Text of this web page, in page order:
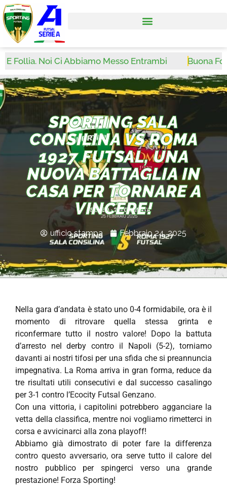
Ci Abbiamo Messo Entrambi Buona Fortuna
SPORTING SALA
CONSILINA VS ROMA
1927 FUTSAL, UNA
NUOVA BATTAGLIA IN
CASA PER TORNARE A
VINCERE!
ufficio stampa Febbraio 24, 2025
Nella gara d’andata è stato uno 0-4 formidabile, ora è il
momento di ritrovare quella stessa grinta e
riconfermare tutto il nostro valore! Dopo la battuta
d’arresto nel derby contro il Napoli (5-2), torniamo
davanti ai nostri tifosi per una sfida che si preannuncia
impegnativa. La Roma arriva in gran forma, reduce da
tre risultati utili consecutivi e dal successo casalingo
per 3-1 contro l’Ecocity Futsal Genzano.
Con una vittoria, i capitolini potrebbero agganciare la
vetta della classifica, mentre noi vogliamo rimetterci in
corsa e avvicinarci alla zona playoff!
Abbiamo già dimostrato di poter fare la differenza
contro questo avversario, ora serve tutto il calore del
nostro pubblico per spingerci verso una grande
prestazione! Forza Sporting!